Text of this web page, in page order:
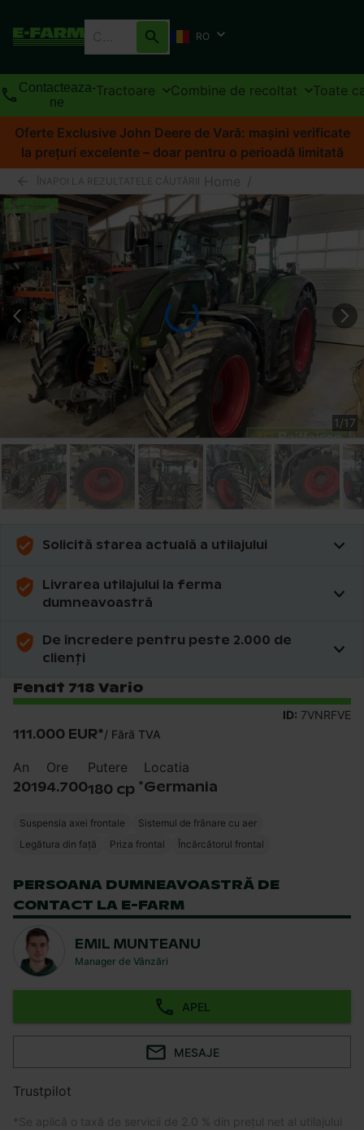
RO
Contacteaza-
ne
Tractoare Combine de recoltat Toate
Oferte Exclusive John Deere de Vară: mașini verificate
la prețuri excelente – doar pentru o perioadă limitată
ÎNAPOI LA REZULTATELE CĂUTĂRII Home /
1/17
Solicită starea actuală a utilajului
Livrarea utilajului la ferma
dumneavoastră
De încredere pentru peste 2.000 de
clienți
Fendt 718 Vario
ID: 7VNRFVE
111.000 EUR*/ Fără TVA
An
2019
Ore
4.700
Putere
180 cp *
Locatia
Germania
Suspensia axei frontale
Sistemul de frânare cu aer
Legătura din față
Priza frontal Încărcătorul frontal
PERSOANA DUMNEAVOASTRĂ DE
CONTACT LA E-FARM
EMIL MUNTEANU
Manager de Vânzări
APEL
MESAJE
Trustpilot
* Se aplică o taxă de servicii de 2.0 % din prețul net al utilajului